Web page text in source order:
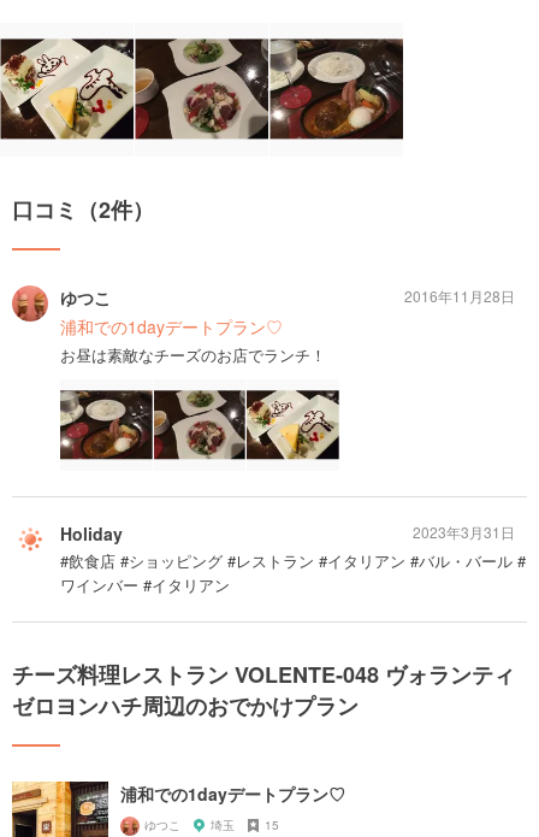
口コミ（2件）
ゆつこ
浦和での1dayデートプラン♡
お昼は素敵なチーズのお店でランチ！
2016年11月28日
Holiday
#飲食店 #ショッピング #レストラン #イタリアン #バル・バール #
ワインバー #イタリアン
2023年3月31日
チーズ料理レストラン VOLENTE‐048 ヴォランティ
ゼロヨンハチ周辺のおでかけプラン
浦和での1dayデートプラン♡
ゆつこ 埼玉 15